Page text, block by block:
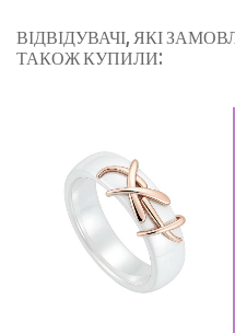
ВІДВІДУВАЧІ, ЯКІ
ТАКОЖ КУПИЛИ: